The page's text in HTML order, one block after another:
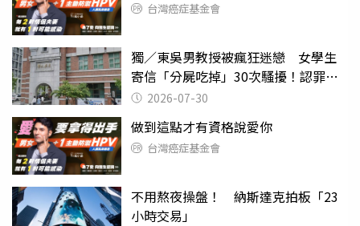
台灣癌症基金會
獨／東吳男教授被瘋狂迷戀 女學生
寄信「分屍吃掉」30次騷擾！認罪免
關 2026-07-30
做到這點才有資格說愛你
台灣癌症基金會
不用熬夜操盤！ 納斯達克拍板「23
小時交易」